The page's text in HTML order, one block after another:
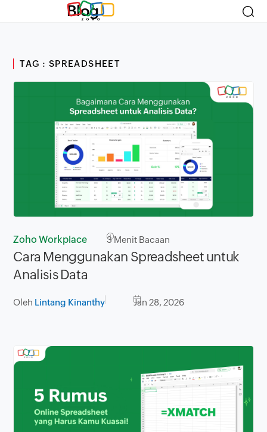
Blog
TAG : SPREADSHEET
Zoho Workplace 3Menit Bacaan
Cara Menggunakan Spreadsheet untuk
Analisis Data
Oleh Lintang Kinanthy Jan 28, 2026